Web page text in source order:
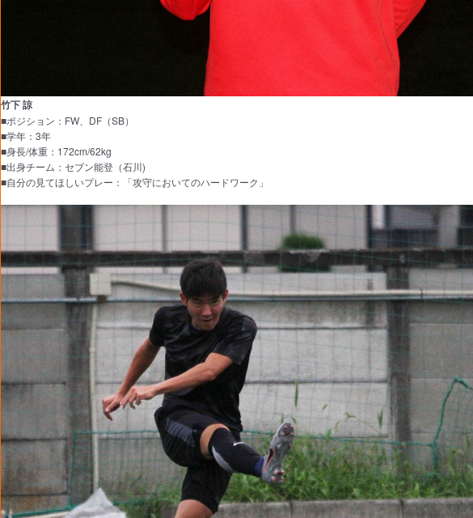
竹下 諒
■ポジション：FW、DF（SB）
■学年：3年
■身長/体重：172cm/62kg
■出身チーム：セブン能登（石川)
■自分の見てほしいプレー：「攻守においてのハードワーク」